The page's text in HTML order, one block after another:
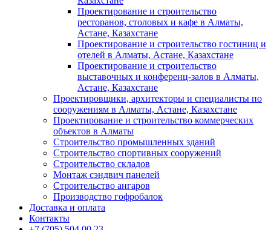
Проектирование и строительство
ресторанов, столовых и кафе в Алматы,
Астане, Казахстане
Проектирование и строительство гостиниц и
отелей в Алматы, Астане, Казахстане
Проектирование и строительство
выставочных и конференц-залов в Алматы,
Астане, Казахстане
Проектировщики, архитекторы и специалисты по
сооружениям в Алматы, Астане, Казахстане
Проектирование и строительство коммерческих
объектов в Алматы
Строительство промышленных зданий
Строительство спортивных сооружений
Строительство складов
Монтаж сэндвич панелей
Строительство ангаров
Производство гофробалок
Доставка и оплата
Контакты